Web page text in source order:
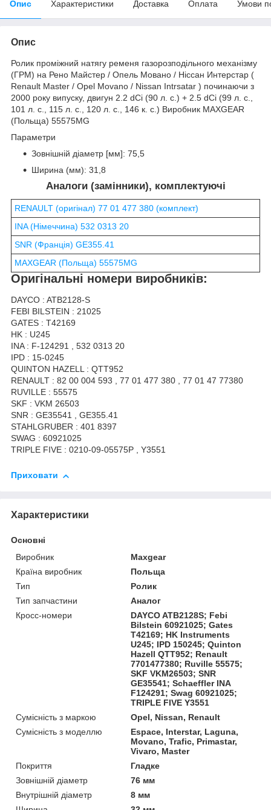
Опис Характеристики Доставка Оплата Умови
Опис
Ролик проміжний натягу ременя газорозподільного механізму
(ГРМ) на Рено Майстер / Опель Мовано / Ніссан Интерстар (
Renault Master / Opel Movano / Nissan Intrsatar ) починаючи з
2000 року випуску, двигун 2.2 dCi (90 л. с.) + 2.5 dCi (99 л. с.,
101 л. с., 115 л. с., 120 л. с., 146 к. с.) Виробник MAXGEAR
(Польща) 55575MG
Параметри
Зовнішній діаметр [мм]: 75,5
Ширина (мм): 31,8
Аналоги (замінники), комплектуючі
RENAULT (оригінал) 77 01 477 380 (комплект)
INA (Німеччина) 532 0313 20
SNR (Франція) GE355.41
MAXGEAR (Польща) 55575MG
Оригінальні номери виробників:
DAYCO : ATB2128-S
FEBI BILSTEIN : 21025
GATES : T42169
HK : U245
INA : F-124291 , 532 0313 20
IPD : 15-0245
QUINTON HAZELL : QTT952
RENAULT : 82 00 004 593 , 77 01 477 380 , 77 01 47 77380
RUVILLE : 55575
SKF : VKM 26503
SNR : GE35541 , GE355.41
STAHLGRUBER : 401 8397
SWAG : 60921025
TRIPLE FIVE : 0210-09-05575P , Y3551
Приховати
Характеристики
Основні
Виробник
Maxgear
Країна виробник
Польща
Тип
Ролик
Тип запчастини
Аналог
Кросс-номери
DAYCO ATB2128S; Febi
Bilstein 60921025; Gates
T42169; HK Instruments
U245; IPD 150245; Quinton
Hazell QTT952; Renault
7701477380; Ruville 55575;
SKF VKM26503; SNR
GE35541; Schaeffler INA
F124291; Swag 60921025;
TRIPLE FIVE Y3551
Сумісність з маркою
Opel, Nissan, Renault
Сумісність з моделлю
Espace, Interstar, Laguna,
Movano, Trafic, Primastar,
Vivaro, Master
Покриття
Гладке
Зовнішній діаметр
76 мм
Внутрішній діаметр
8 мм